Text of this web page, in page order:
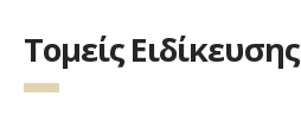
Τομείς Ειδίκευσης